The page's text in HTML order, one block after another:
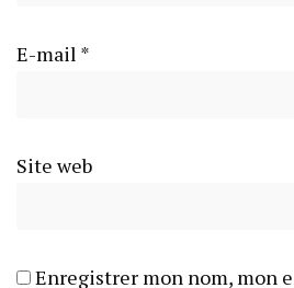
E-mail *
Site web
Enregistrer mon nom, mon